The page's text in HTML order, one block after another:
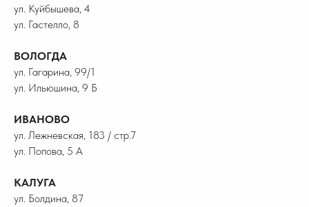
ул. Куйбышева, 4
ул. Гастелло, 8
ВОЛОГДА
ул. Гагарина, 99/1
ул. Ильюшина, 9 Б
ИВАНОВО
ул. Лежневская, 183 / стр.7
ул. Попова, 5 А
КАЛУГА
ул. Болдина, 87